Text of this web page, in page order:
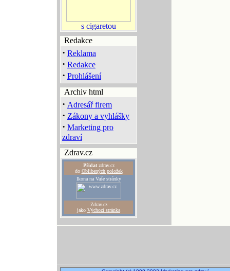
Redakce
· Reklama
· Redakce
· Prohlášení
Archiv html
· Adresář firem
· Zákony a vyhlášky
· Marketing pro
zdraví
Zdrav.cz
Přidatzdrav.cz
do Oblíbených položek
Ikona na Vaše stránky
Zdrav.cz
jako Výchozí stránka